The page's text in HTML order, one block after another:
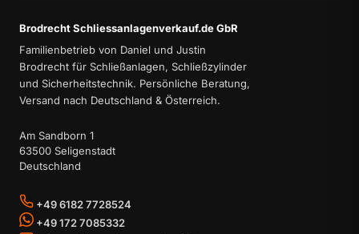
Brodrecht Schliessanlagenverkauf.de GbR
Familienbetrieb von Daniel und Justin
Brodrecht für Schließanlagen, Schließzylinder
und Sicherheitstechnik. Persönliche Beratung,
Versand nach Deutschland & Österreich.
Am Sandborn 1
63500 Seligenstadt
Deutschland
+49 6182 7728524
+49 172 7085332